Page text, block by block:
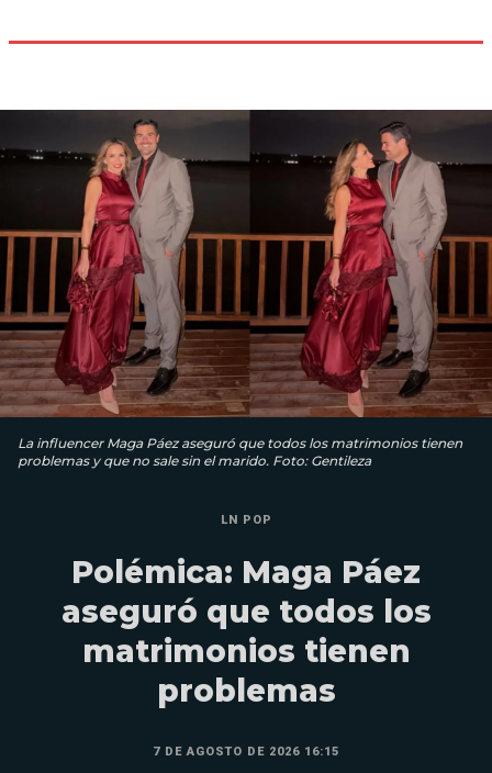
La influencer Maga Páez aseguró que todos los matrimonios tienen
problemas y que no sale sin el marido. Foto: Gentileza
LN POP
Polémica: Maga Páez
aseguró que todos los
matrimonios tienen
problemas
7 DE AGOSTO DE 2026 16:15